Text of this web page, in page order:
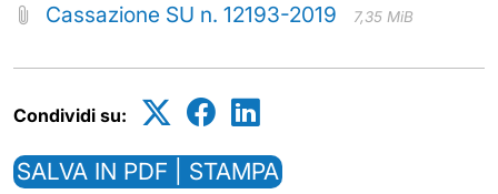
Cassazione SU n. 12193-2019 7,35 MiB
Condividi su:
SALVA IN PDF | STAMPA